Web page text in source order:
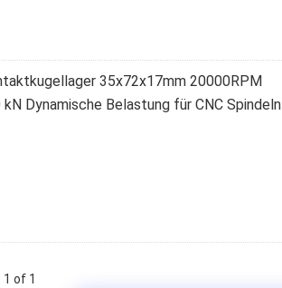
35x72x17mm 20000RPM
Dynamische Belastung für CNC Spindeln
1 of 1